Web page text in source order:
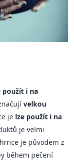
použít i na
velkou
je lze použít i na
je velmi
je původem z
během pečení